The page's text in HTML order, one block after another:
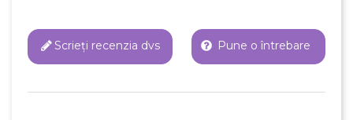
Scrieți recenzia dvs Pune o întrebare